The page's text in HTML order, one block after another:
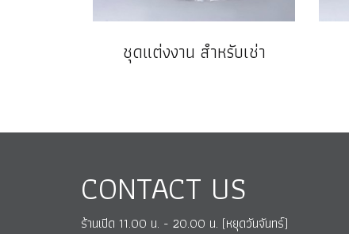
ชุดแต่งงาน สำหรับเช่า
CONTACT US
ร้านเปิด 11.00 น. - 20.00 น. (หยุดวันจันทร์)